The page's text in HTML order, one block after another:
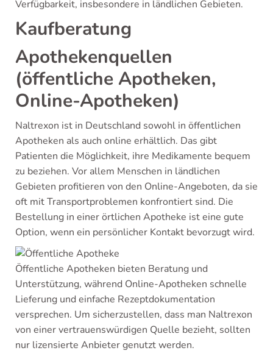
Verfügbarkeit, insbesondere in ländlichen Gebieten.
Kaufberatung
Apothekenquellen
(öffentliche Apotheken,
Online-Apotheken)
Naltrexon ist in Deutschland sowohl in öffentlichen
Apotheken als auch online erhältlich. Das gibt
Patienten die Möglichkeit, ihre Medikamente bequem
zu beziehen. Vor allem Menschen in ländlichen
Gebieten profitieren von den Online-Angeboten, da sie
oft mit Transportproblemen konfrontiert sind. Die
Bestellung in einer örtlichen Apotheke ist eine gute
Option, wenn ein persönlicher Kontakt bevorzugt wird.
Öffentliche Apotheken bieten Beratung und
Unterstützung, während Online-Apotheken schnelle
Lieferung und einfache Rezeptdokumentation
versprechen. Um sicherzustellen, dass man Naltrexon
von einer vertrauenswürdigen Quelle bezieht, sollten
nur lizensierte Anbieter genutzt werden.